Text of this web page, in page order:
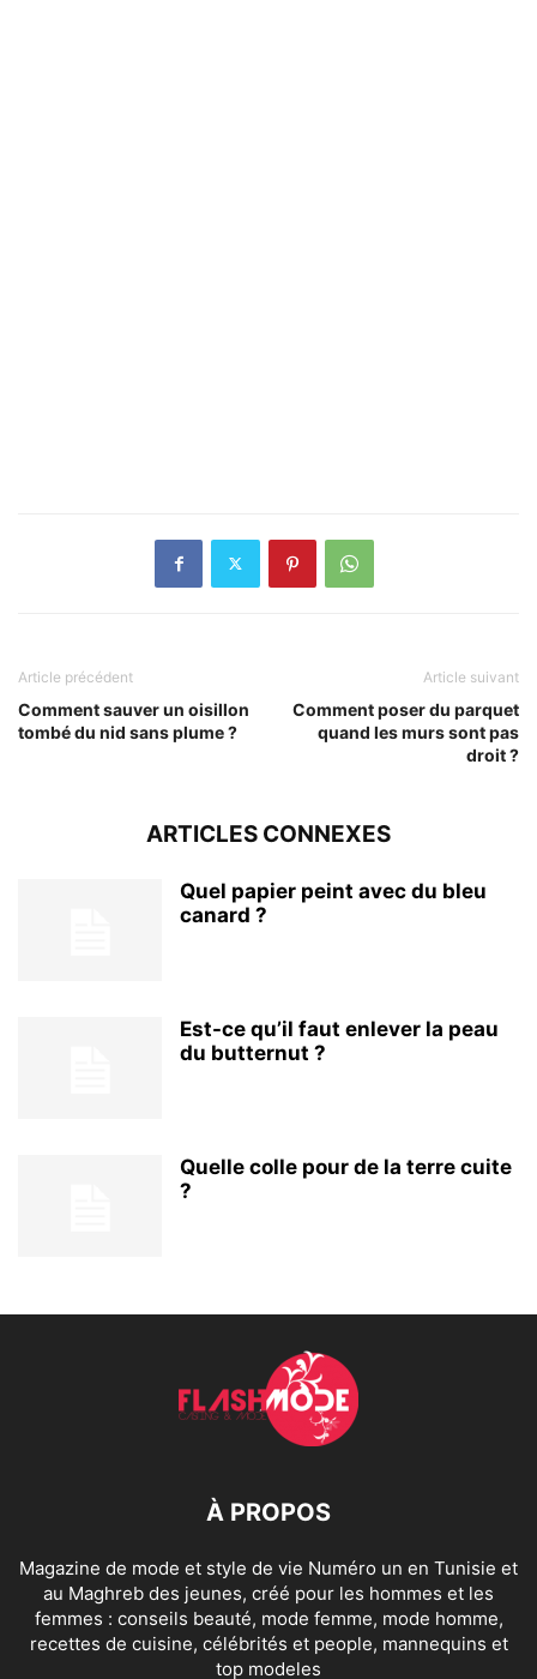
Article précédent
Comment sauver un oisillon
tombé du nid sans plume ?
Article suivant
Comment poser du parquet
quand les murs sont pas
droit ?
ARTICLES CONNEXES
Quel papier peint avec du bleu
canard ?
Est-ce qu’il faut enlever la peau
du butternut ?
Quelle colle pour de la terre cuite
?
À PROPOS
Magazine de mode et style de vie Numéro un en Tunisie et
au Maghreb des jeunes, créé pour les hommes et les
femmes : conseils beauté, mode femme, mode homme,
recettes de cuisine, célébrités et people, mannequins et
top modeles